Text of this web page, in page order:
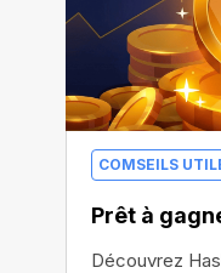
COMSEILS
Prêt à
Découvrez